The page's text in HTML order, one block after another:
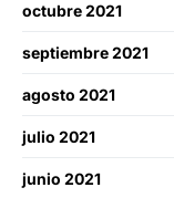
octubre 2021
septiembre 2021
agosto 2021
julio 2021
junio 2021